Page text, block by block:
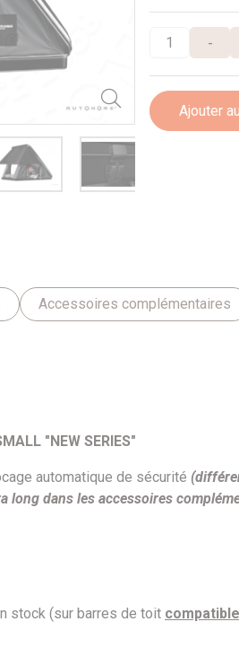
-
Ajouter
Accessoires complémentaires
"NEW SERIES"
automatique de sécurité
long dans les accessoires
stock (sur barres de toit